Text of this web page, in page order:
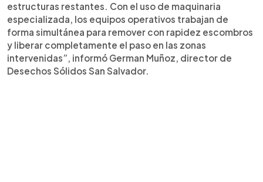
estructuras restantes. Con el uso de maquinaria
especializada, los equipos operativos trabajan de
forma simultánea para remover con rapidez escombros
y liberar completamente el paso en las zonas
intervenidas”, informó German Muñoz, director de
Desechos Sólidos San Salvador.